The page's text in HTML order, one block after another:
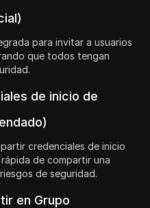
para invitar a usuarios
que todos tengan
de inicio de
credenciales de inicio
de compartir una
de seguridad.
en Grupo